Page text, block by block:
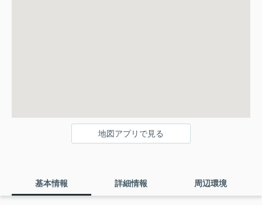
地図アプリで見る
基本情報 詳細情報 周辺環境